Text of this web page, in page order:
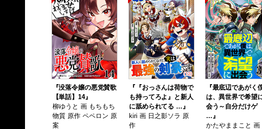
『没落令嬢の悪党賛歌
【単話】14』
柳ゆうと 画 もちもち
物質 原作 ペペロン 原
案
『『おっさんは荷物で
も持ってろよ』と新人
に舐められてる …』
kiri 画 日之影ソラ 原
作
『最底辺であがく
は、異世界で希望
会う～自分だけゲ
…』
かたやままこと 画